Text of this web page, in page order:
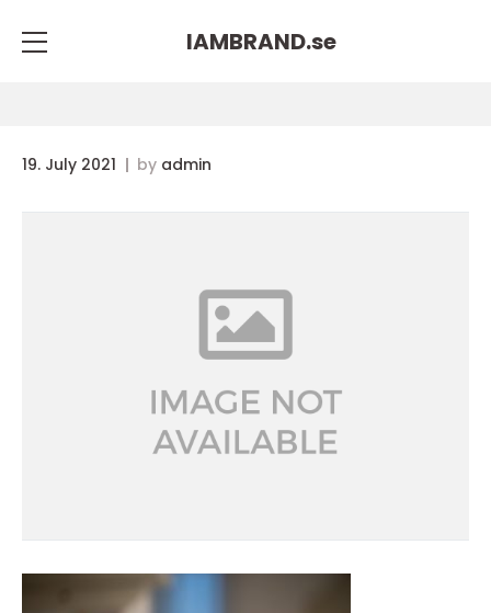
IAMBRAND.se
19. July 2021 by admin